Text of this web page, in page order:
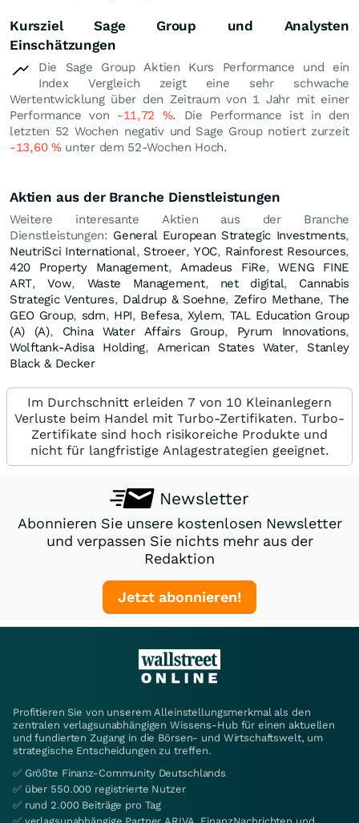
Kursziel Sage Group und Analysten
Einschätzungen
Die Sage Group Aktien Kurs Performance und ein
Index Vergleich zeigt eine sehr schwache
Wertentwicklung über den Zeitraum von 1 Jahr mit einer
Performance von -11,72 %. Die Performance ist in den
letzten 52 Wochen negativ und Sage Group notiert zurzeit
-13,60 %unter dem 52-Wochen Hoch.
Aktien aus der Branche Dienstleistungen
Weitere interesante Aktien aus der Branche
Dienstleistungen: General European Strategic Investments,
NeutriSci International, Stroeer, YOC, Rainforest Resources,
420 Property Management,Amadeus FiRe,WENG FINE
ART,Vow, Waste Management, net digital, Cannabis
Strategic Ventures, Daldrup & Soehne, Zefiro Methane, The
GEO Group, sdm, HPI, Befesa, Xylem, TAL Education Group
(A) (A), China Water Affairs Group, Pyrum Innovations,
Wolftank-Adisa Holding,American States Water, Stanley
Black & Decker
Im Durchschnitt erleiden 7 von 10 Kleinanlegern
Verluste beim Handel mit Turbo-Zertifikaten. Turbo-
Zertifikate sind hoch risikoreiche Produkte und
nicht für langfristige Anlagestrategien geeignet.
Newsletter
Abonnieren Sie unsere kostenlosen Newsletter
und verpassen Sie nichts mehr aus der
Redaktion
Jetzt abonnieren!
Profitieren Sie von unserem Alleinstellungsmerkmal als den
zentralen verlagsunabhängigen Wissens-Hub für einen aktuellen
und fundierten Zugang in die Börsen- und Wirtschaftswelt, um
strategische Entscheidungen zu treffen.
✅ Größte Finanz-Community Deutschlands
✅ über 550.000 registrierte Nutzer
✅ rund 2.000 Beiträge pro Tag